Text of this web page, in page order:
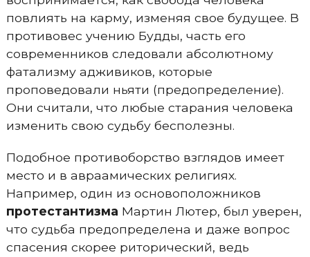
повлиять на карму, изменяя свое будущее. В
противовес учению Будды, часть его
современников следовали абсолютному
фатализму адживиков, которые
проповедовали ньяти (предопределение).
Они считали, что любые старания человека
изменить свою судьбу бесполезны.
Подобное противоборство взглядов имеет
место и в авраамических религиях.
Например, один из основоположников
протестантизма Мартин Лютер, был уверен,
что судьба предопределена и даже вопрос
спасения скорее риторический, ведь